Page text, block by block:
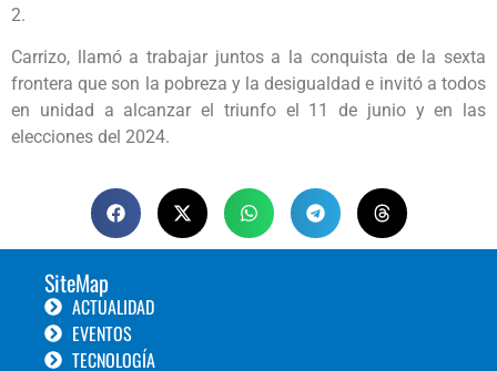
2.
Carrizo, llamó a trabajar juntos a la conquista de la sexta
frontera que son la pobreza y la desigualdad e invitó a todos
en unidad a alcanzar el triunfo el 11 de junio y en las
elecciones del 2024.
SiteMap
ACTUALIDAD
EVENTOS
TECNOLOGÍA